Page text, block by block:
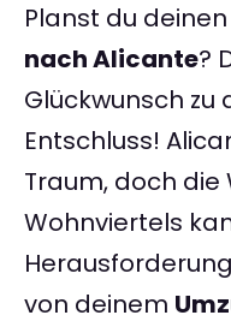
Planst du deinen
nach Alicante?
Glückwunsch zu
Entschluss!
Traum, doch
Wohnviertels
von deinem